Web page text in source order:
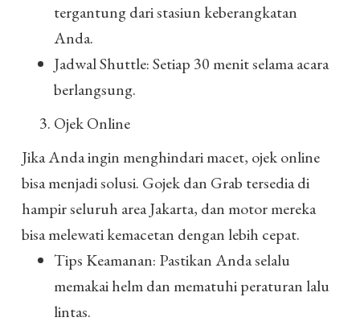
tergantung dari stasiun keberangkatan
Anda.
Jadwal Shuttle: Setiap 30 menit selama acara
berlangsung.
Ojek Online
Jika Anda ingin menghindari macet, ojek online
bisa menjadi solusi. Gojek dan Grab tersedia di
hampir seluruh area Jakarta, dan motor mereka
bisa melewati kemacetan dengan lebih cepat.
Tips Keamanan: Pastikan Anda selalu
memakai helm dan mematuhi peraturan lalu
lintas.